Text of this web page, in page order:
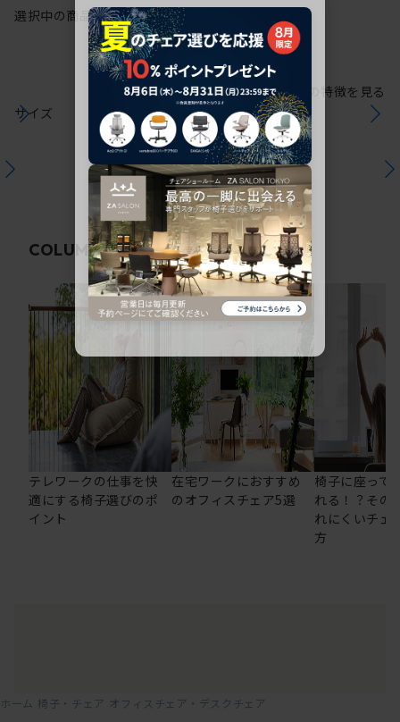
選択中の商品情報保証注意事項
サイズ
シリーズの特徴を見る
COLUMN関連コラム
テレワークの仕事を快
適にする椅子選びのポ
イント
在宅ワークにおすすめ
のオフィスチェア5選
椅子に座って
れる！？その
れにくいチェ
方
ホーム 椅子・チェア オフィスチェア・デスクチェア